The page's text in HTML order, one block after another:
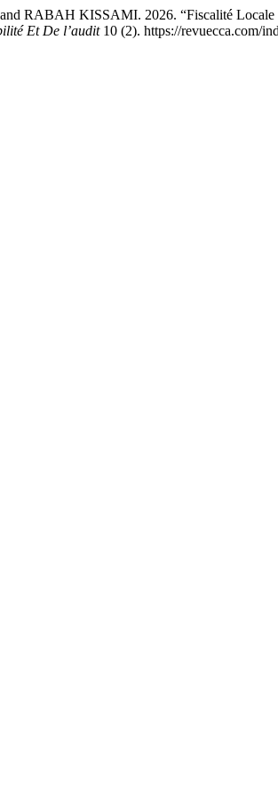
RABAH KISSAMI. 2026. “Fiscalité Locale
Et De l’audit10 (2). https://revuecca.com/